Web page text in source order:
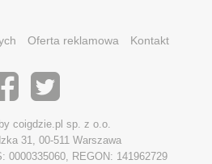
Oferta reklamowa Kontakt
coigdzie.pl sp. z o.o.
31, 00-511 Warszawa
0000335060, REGON: 141962729